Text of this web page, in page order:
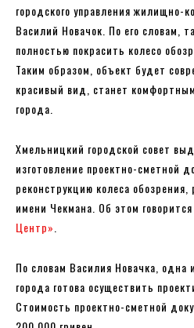
городского управления жилищно-
Василий Новачок. По его словам,
полностью покрасить колесо
Таким образом, объект будет
красивый вид, станет
города.
Хмельницкий городской совет
изготовление проектно-сметной
реконструкцию колеса обозрения,
имени Чекмана. Об этом
Центр»
По словам Василия Новачка, одна
города готова осуществить
Стоимость проектно-сметной